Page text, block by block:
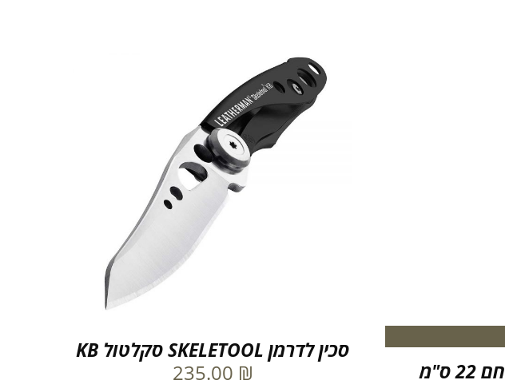
סכין יפנית לחיתוך לחם 22 ס"מ
סכין לדרמן SKELETOOL סקלטול KB
235.00 ₪